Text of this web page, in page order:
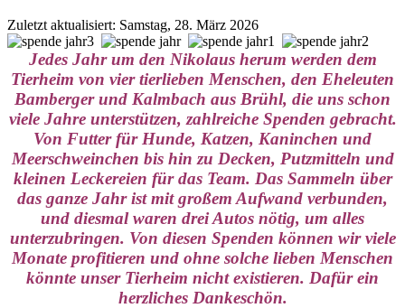
Zuletzt aktualisiert: Samstag, 28. März 2026
Jedes Jahr um den Nikolaus herum werden dem
Tierheim von vier tierlieben Menschen, den Eheleuten
Bamberger und Kalmbach aus Brühl, die uns schon
viele Jahre unterstützen, zahlreiche Spenden gebracht.
Von Futter für Hunde, Katzen, Kaninchen und
Meerschweinchen bis hin zu Decken, Putzmitteln und
kleinen Leckereien für das Team. Das Sammeln über
das ganze Jahr ist mit großem Aufwand verbunden,
und diesmal waren drei Autos nötig, um alles
unterzubringen. Von diesen Spenden können wir viele
Monate profitieren und ohne solche lieben Menschen
könnte unser Tierheim nicht existieren. Dafür ein
herzliches Dankeschön.